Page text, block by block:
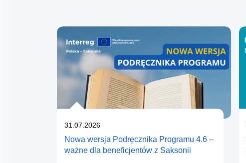
Opublikowano
31.07.2026
Nowa wersja Podręcznika Programu 4.6 –
ważne dla beneficjentów z Saksonii